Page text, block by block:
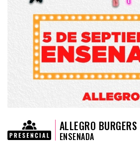
ALLEGRO
ENSENADA